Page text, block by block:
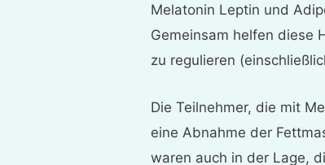
Melatonin Leptin und
Gemeinsam helfen diese
zu regulieren
Die Teilnehmer, die mit
eine Abnahme der
waren auch in der Lage,